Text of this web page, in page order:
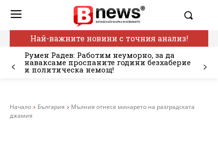
Най-важните новини с точния анализ!
Румен Радев: Работим неуморно, за да
наваксаме проспаните години безхаберие
и политическа немощ!
Начало България
Мълния отнесе минарето на разградската
джамия